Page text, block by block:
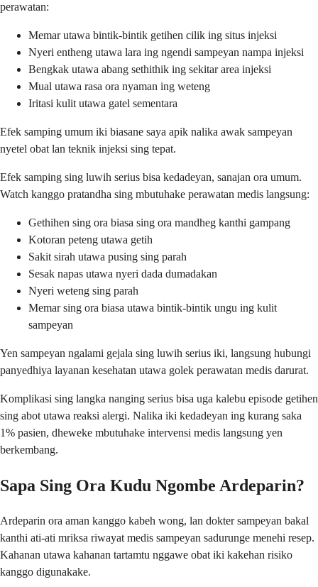
perawatan:
Memar utawa bintik-bintik getihen cilik ing situs injeksi
Nyeri entheng utawa lara ing ngendi sampeyan nampa injeksi
Bengkak utawa abang sethithik ing sekitar area injeksi
Mual utawa rasa ora nyaman ing weteng
Iritasi kulit utawa gatel sementara
Efek samping umum iki biasane saya apik nalika awak sampeyan
nyetel obat lan teknik injeksi sing tepat.
Efek samping sing luwih serius bisa kedadeyan, sanajan ora umum.
Watch kanggo pratandha sing mbutuhake perawatan medis langsung:
Gethihen sing ora biasa sing ora mandheg kanthi gampang
Kotoran peteng utawa getih
Sakit sirah utawa pusing sing parah
Sesak napas utawa nyeri dada dumadakan
Nyeri weteng sing parah
Memar sing ora biasa utawa bintik-bintik ungu ing kulit
sampeyan
Yen sampeyan ngalami gejala sing luwih serius iki, langsung hubungi
panyedhiya layanan kesehatan utawa golek perawatan medis darurat.
Komplikasi sing langka nanging serius bisa uga kalebu episode getihen
sing abot utawa reaksi alergi. Nalika iki kedadeyan ing kurang saka
1% pasien, dheweke mbutuhake intervensi medis langsung yen
berkembang.
Sapa Sing Ora Kudu Ngombe Ardeparin?
Ardeparin ora aman kanggo kabeh wong, lan dokter sampeyan bakal
kanthi ati-ati mriksa riwayat medis sampeyan sadurunge menehi resep.
Kahanan utawa kahanan tartamtu nggawe obat iki kakehan risiko
kanggo digunakake.